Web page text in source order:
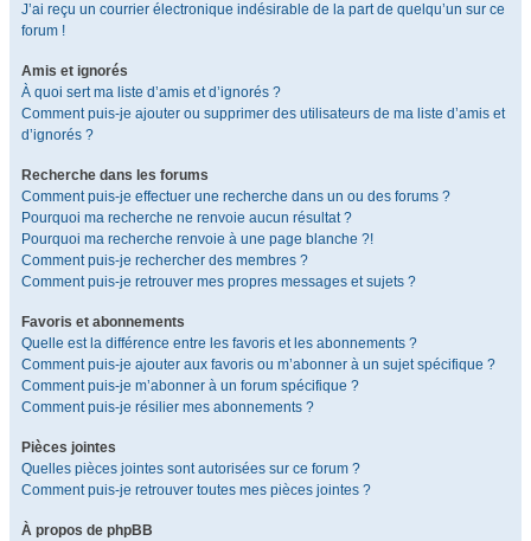
J’ai reçu un courrier électronique indésirable de la part de quelqu’un sur ce
forum !
Amis et ignorés
À quoi sert ma liste d’amis et d’ignorés ?
Comment puis-je ajouter ou supprimer des utilisateurs de ma liste d’amis et
d’ignorés ?
Recherche dans les forums
Comment puis-je effectuer une recherche dans un ou des forums ?
Pourquoi ma recherche ne renvoie aucun résultat ?
Pourquoi ma recherche renvoie à une page blanche ?!
Comment puis-je rechercher des membres ?
Comment puis-je retrouver mes propres messages et sujets ?
Favoris et abonnements
Quelle est la différence entre les favoris et les abonnements ?
Comment puis-je ajouter aux favoris ou m’abonner à un sujet spécifique ?
Comment puis-je m’abonner à un forum spécifique ?
Comment puis-je résilier mes abonnements ?
Pièces jointes
Quelles pièces jointes sont autorisées sur ce forum ?
Comment puis-je retrouver toutes mes pièces jointes ?
À propos de phpBB